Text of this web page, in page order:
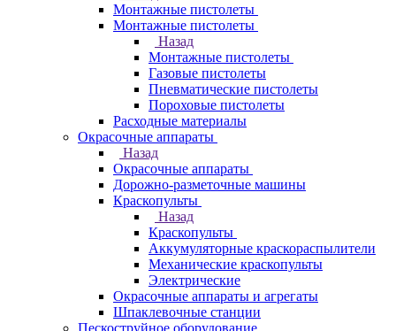
Монтажные пистолеты
Монтажные пистолеты
Назад
Монтажные пистолеты
Газовые пистолеты
Пневматические пистолеты
Пороховые пистолеты
Расходные материалы
Окрасочные аппараты
Назад
Окрасочные аппараты
Дорожно-разметочные машины
Краскопульты
Назад
Краскопульты
Аккумуляторные краскораспылители
Механические краскопульты
Электрические
Окрасочные аппараты и агрегаты
Шпаклевочные станции
Пескоструйное оборудование